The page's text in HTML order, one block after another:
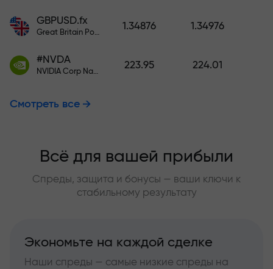
GBPUSD.fx
Great Britain Pound vs US Dollar
1.34876 1.34976
#NVDA
NVIDIA Corp Nasdaq Stock Exchange (Nasdaq) USD
223.95 224.01
Смотреть все
Всё для вашей прибыли
Спреды, защита и бонусы — ваши ключи к
стабильному результату
Экономьте на каждой сделке
Наши спреды — самые низкие спреды на